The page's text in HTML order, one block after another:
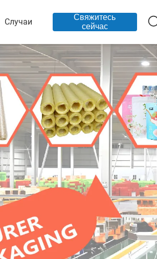
Случаи
Свяжитесь
сейчас